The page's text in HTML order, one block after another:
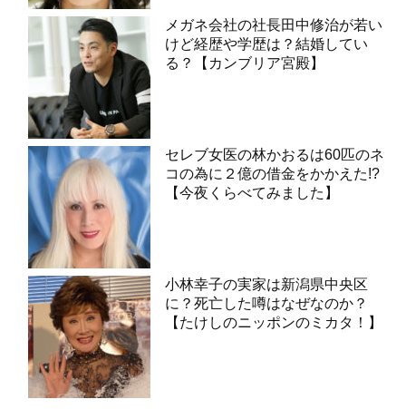
メガネ会社の社長田中修治が若い
けど経歴や学歴は？結婚してい
る？【カンブリア宮殿】
セレブ女医の林かおるは60匹のネ
コの為に２億の借金をかかえた!?
【今夜くらべてみました】
小林幸子の実家は新潟県中央区
に？死亡した噂はなぜなのか？
【たけしのニッポンのミカタ！】